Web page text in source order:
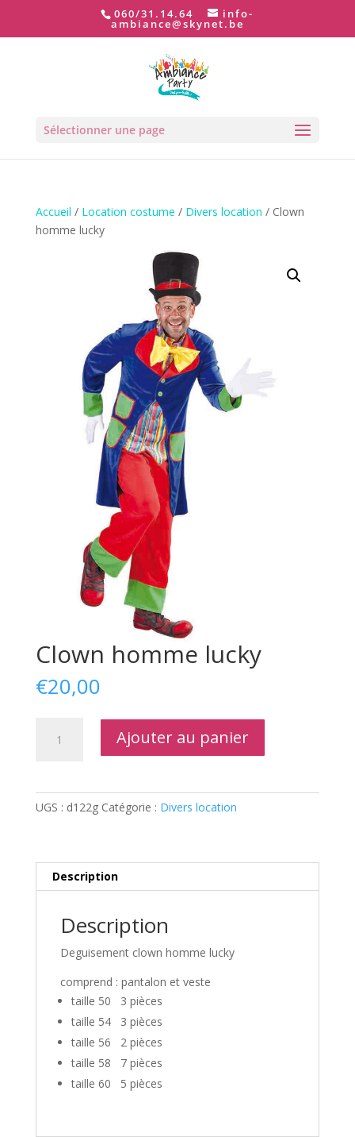
060/31.14.64 info-
ambiance@skynet.be
Sélectionner une page
Accueil / Location costume / Divers location / Clown
homme lucky
Clown homme lucky
€20,00
Ajouter au panier
UGS : d122g Catégorie : Divers location
Description
Description
Deguisement clown homme lucky
comprend : pantalon et veste
taille 50 3 pièces
taille 54 3 pièces
taille 56 2 pièces
taille 58 7 pièces
taille 60 5 pièces